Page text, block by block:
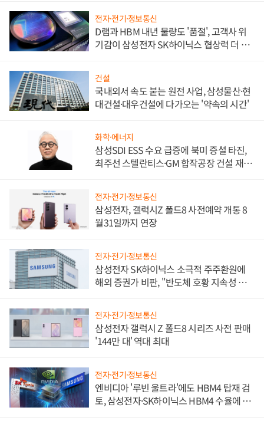
전자·전기·정보통신
D램과 HBM 내년 물량도 '품절', 고객사 위
기감이 삼성전자 SK하이닉스 협상력 더 키
건설
국내외서 속도 붙는 원전 사업, 삼성물산·현
대건설·대우건설에 다가오는 '약속의 시간'
화학·에너지
삼성SDI ESS 수요 급증에 북미 증설 타진,
최주선 스텔란티스·GM 합작공장 건설 재추
전자·전기·정보통신
삼성전자, 갤럭시Z 폴드8 사전예약 개통 8
월31일까지 연장
전자·전기·정보통신
삼성전자 SK하이닉스 소극적 주주환원에
해외 증권가 비판, "반도체 호황 지속성 의
전자·전기·정보통신
삼성전자 갤럭시 Z 폴드8 시리즈 사전 판매
'144만 대' 역대 최대
전자·전기·정보통신
엔비디아 '루빈 울트라'에도 HBM4 탑재 검
토, 삼성전자·SK하이닉스 HBM4 수율에 주